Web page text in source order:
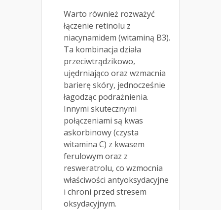
Warto również rozważyć
łączenie retinolu z
niacynamidem (witaminą B3).
Ta kombinacja działa
przeciwtrądzikowo,
ujędrniająco oraz wzmacnia
barierę skóry, jednocześnie
łagodząc podrażnienia.
Innymi skutecznymi
połączeniami są kwas
askorbinowy (czysta
witamina C) z kwasem
ferulowym oraz z
resweratrolu, co wzmocnia
właściwości antyoksydacyjne
i chroni przed stresem
oksydacyjnym.